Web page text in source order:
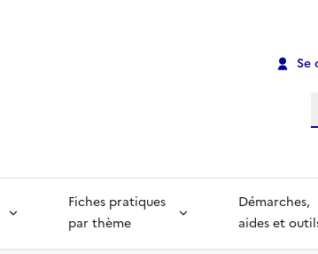
Se
Fiches pratiques
par thème
Démarches,
aides et